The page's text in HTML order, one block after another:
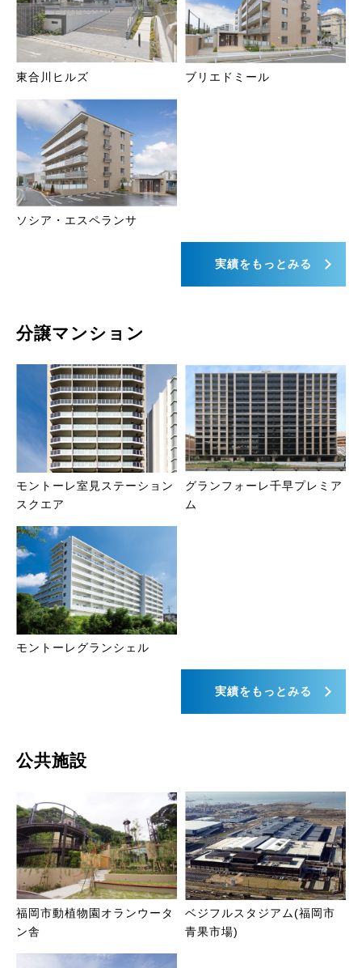
東合川ヒルズ ブリエドミール
ソシア・エスペランサ
実績をもっとみる
分譲マンション
モントーレ室見ステーション
スクエア
グランフォーレ千早プレミア
ム
モントーレグランシェル
実績をもっとみる
公共施設
福岡市動植物園オランウータ
ン舎
ベジフルスタジアム(福岡市
青果市場)